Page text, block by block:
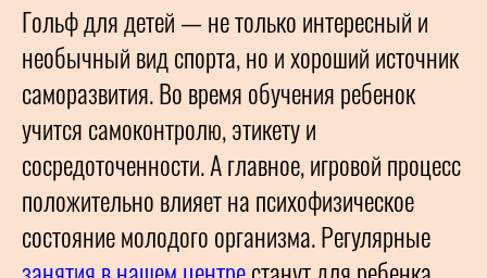
Гольф для детей — не только интересный и
необычный вид спорта, но и хороший источник
саморазвития. Во время обучения ребенок
учится самоконтролю, этикету и
сосредоточенности. А главное, игровой процесс
положительно влияет на психофизическое
состояние молодого организма. Регулярные